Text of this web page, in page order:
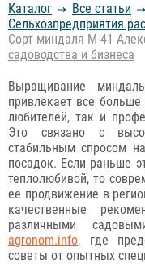
Каталог
Все статьи
Сельхозпредприятия
Сорт миндаля М 41
садоводства и бизнеса
Выращивание
привлекает все
любителей, так и
Это связано с
стабильным спросом
посадок. Если раньше
теплолюбивой, то
ее продвижение в
качественные
различными
agronom.info, где
советы от опытных